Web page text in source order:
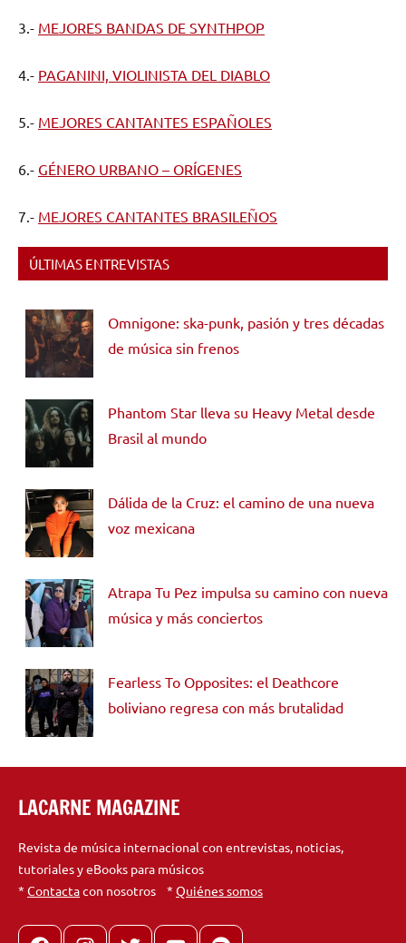
3.- MEJORES BANDAS DE SYNTHPOP
4.- PAGANINI, VIOLINISTA DEL DIABLO
5.- MEJORES CANTANTES ESPAÑOLES
6.- GÉNERO URBANO – ORÍGENES
7.- MEJORES CANTANTES BRASILEÑOS
ÚLTIMAS ENTREVISTAS
Omnigone: ska-punk, pasión y tres décadas
de música sin frenos
Phantom Star lleva su Heavy Metal desde
Brasil al mundo
Dálida de la Cruz: el camino de una nueva
voz mexicana
Atrapa Tu Pez impulsa su camino con nueva
música y más conciertos
Fearless To Opposites: el Deathcore
boliviano regresa con más brutalidad
LACARNE MAGAZINE
Revista de música internacional con entrevistas, noticias,
tutoriales y eBooks para músicos
* Contactacon nosotros * Quiénes somos